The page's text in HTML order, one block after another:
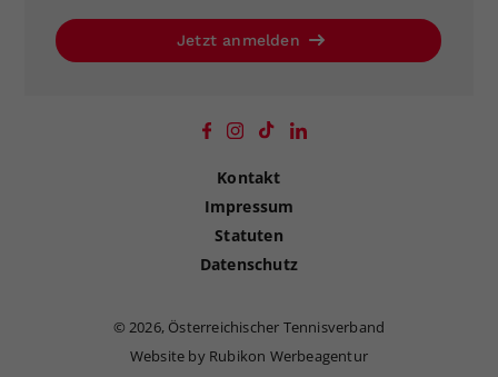
Jetzt anmelden
Kontakt
Impressum
Statuten
Datenschutz
©2026, Österreichischer Tennisverband
Website by Rubikon Werbeagentur